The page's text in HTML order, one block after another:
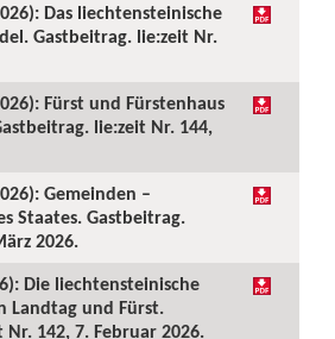
Das liechtensteinische
Gastbeitrag. lie:zeit Nr.
Fürst und Fürstenhaus
lie:zeit Nr. 144,
Gemeinden –
Staates. Gastbeitrag.
2026.
Die liechtensteinische
Landtag und Fürst.
142, 7. Februar 2026.